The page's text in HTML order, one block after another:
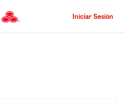
al
contenido
principal
Iniciar Sesión